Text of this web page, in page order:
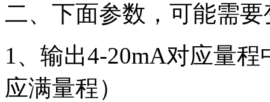
二、下面参数，可能需要
1、输出4-20mA对应量
应满量程）